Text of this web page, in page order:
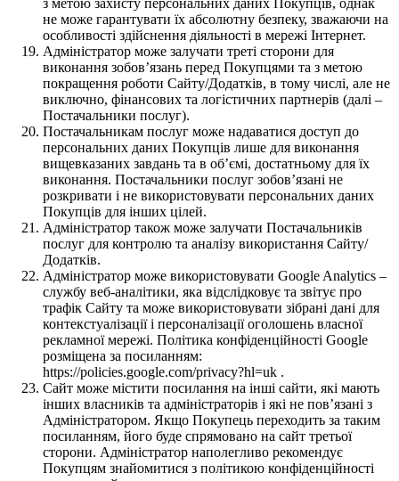
не може гарантувати їх абсолютну безпеку, зважаючи на
особливості здійснення діяльності в мережі Інтернет.
Адміністратор може залучати треті сторони для
виконання зобов’язань перед Покупцями та з метою
покращення роботи Сайту/Додатків, в тому числі, але не
виключно, фінансових та логістичних партнерів (далі –
Постачальники послуг).
Постачальникам послуг може надаватися доступ до
персональних даних Покупців лише для виконання
вищевказаних завдань та в об’ємі, достатньому для їх
виконання. Постачальники послуг зобов’язані не
розкривати і не використовувати персональних даних
Покупців для інших цілей.
Адміністратор також може залучати Постачальників
послуг для контролю та аналізу використання Сайту/
Додатків.
Адміністратор може використовувати Google Analytics –
службу веб-аналітики, яка відслідковує та звітує про
трафік Сайту та може використовувати зібрані дані для
контекстуалізації і персоналізації оголошень власної
рекламної мережі. Політика конфіденційності Google
розміщена за посиланням:
https://policies.google.com/privacy?hl=uk .
Сайт може містити посилання на інші сайти, які мають
інших власників та адміністраторів і які не пов’язані з
Адміністратором. Якщо Покупець переходить за таким
посиланням, його буде спрямовано на сайт третьої
сторони. Адміністратор наполегливо рекомендує
Покупцям знайомитися з політикою конфіденційності